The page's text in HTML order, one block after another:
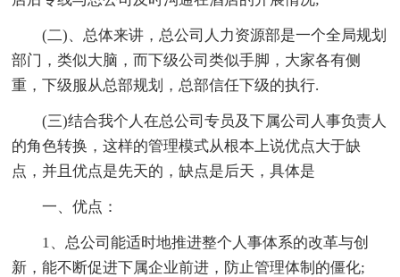
(二)、总体来讲，总公司人力资源部是一个全局规划
部门，类似大脑，而下级公司类似手脚，大家各有侧
重，下级服从总部规划，总部信任下级的执行.
(三)结合我个人在总公司专员及下属公司人事负责人
的角色转换，这样的管理模式从根本上说优点大于缺
点，并且优点是先天的，缺点是后天，具体是
一、优点：
1、总公司能适时地推进整个人事体系的改革与创
新，能不断促进下属企业前进，防止管理体制的僵化;